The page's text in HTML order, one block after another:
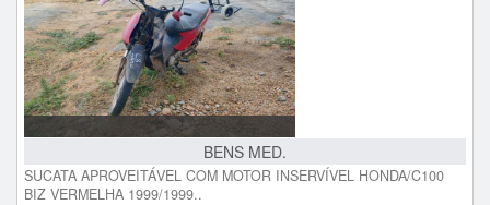
BENS MED.
SUCATA APROVEITÁVEL COM MOTOR INSERVÍVEL HONDA/C100
BIZ VERMELHA 1999/1999..